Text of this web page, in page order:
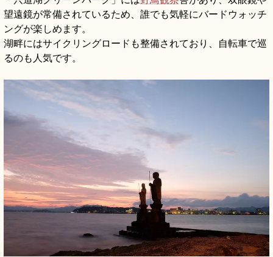
望遠鏡が常備されているため、誰でも気軽にバードウォッチ
ングが楽しめます。
湖畔にはサイクリングロードも整備されており、自転車で巡
るのも人気です。